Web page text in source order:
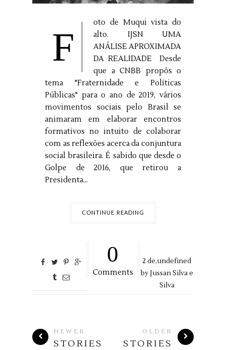
F
oto de Muqui vista do
alto. IJSN UMA
ANÁLISE APROXIMADA
DA REALIDADE Desde
que a CNBB propôs o
tema "Fraternidade e Políticas
Públicas" para o ano de 2019, vários
movimentos sociais pelo Brasil se
animaram em elaborar encontros
formativos no intuito de colaborar
com as reflexões acerca da conjuntura
social brasileira. É sabido que desde o
Golpe de 2016, que retirou a
Presidenta...
CONTINUE READING
0
Comments
2de,undefined
byJussan Silva e
Silva
NEWER
STORIES
OLDER
STORIES